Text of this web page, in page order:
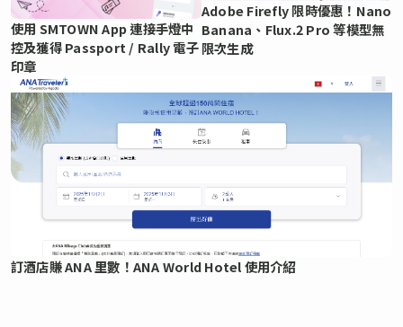
使用 SMTOWN App 連接手燈中
控及獲得 Passport / Rally 電子
印章
Adobe Firefly 限時優惠！Nano
Banana、Flux.2 Pro 等模型無
限次生成
訂酒店賺 ANA 里數！ANA World Hotel 使用介紹